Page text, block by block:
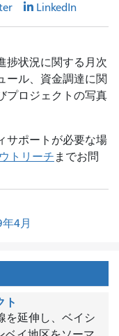
LinkedIn
捗状況に関する月次
ール、資金調達に関
プロジェクトの写真
サポートが必要な場
トリーチ までお問
4月
ト
を延伸し、ベイシ